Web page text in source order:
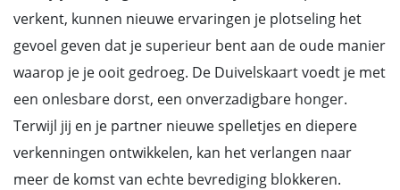
verkent, kunnen nieuwe ervaringen je plotseling het
gevoel geven dat je superieur bent aan de oude manier
waarop je je ooit gedroeg. De Duivelskaart voedt je met
een onlesbare dorst, een onverzadigbare honger.
Terwijl jij en je partner nieuwe spelletjes en diepere
verkenningen ontwikkelen, kan het verlangen naar
meer de komst van echte bevrediging blokkeren.